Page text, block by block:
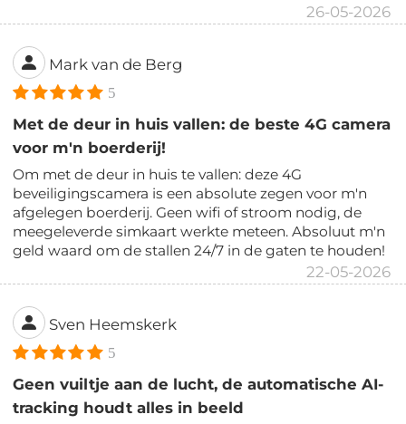
26-05-2026
Mark van de Berg
5
Met de deur in huis vallen: de beste 4G camera
voor m'n boerderij!
Om met de deur in huis te vallen: deze 4G
beveiligingscamera is een absolute zegen voor m'n
afgelegen boerderij. Geen wifi of stroom nodig, de
meegeleverde simkaart werkte meteen. Absoluut m'n
geld waard om de stallen 24/7 in de gaten te houden!
22-05-2026
Sven Heemskerk
5
Geen vuiltje aan de lucht, de automatische AI-
tracking houdt alles in beeld